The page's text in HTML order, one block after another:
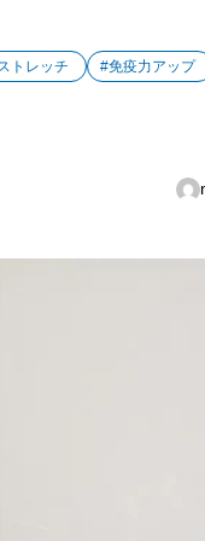
トレッチ #免疫力アップ